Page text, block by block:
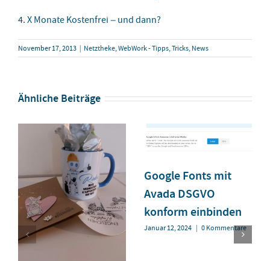
4. X Monate Kostenfrei – und dann?
November 17, 2013 | Netztheke,WebWork - Tipps, Tricks, News
Ähnliche Beiträge
Google Fonts mit
Avada DSGVO
konform einbinden
Januar 12, 2024 | 0 Kommentare